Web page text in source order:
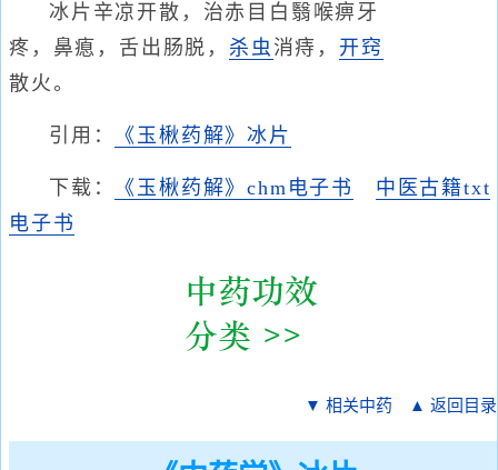
冰片辛凉开散，治赤目白翳喉痹牙
疼，鼻瘜，舌出肠脱， 杀虫 消痔， 开窍
散火。
引用： 《玉楸药解》冰片
下载： 《玉楸药解》chm电子书
中医古籍txt
电子书
▼ 相关中药 ▲ 返回目录